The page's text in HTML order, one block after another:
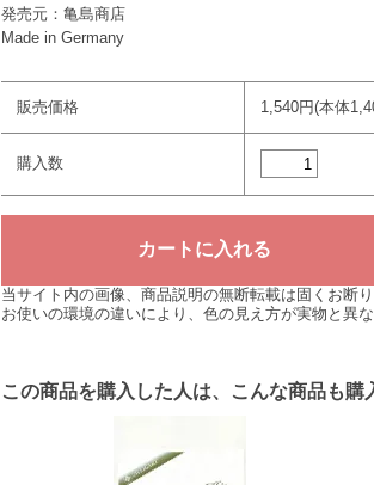
発売元：亀島商店
Made in Germany
販売価格 1,540円(本体
購入数
当サイト内の画像、商品説明の無断転載は固くお断り
お使いの環境の違いにより、色の見え方が実物と異
この商品を購入した人は、こんな商品も購